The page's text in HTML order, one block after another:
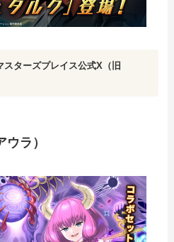
スターズプレイス公式X（旧
ラ）